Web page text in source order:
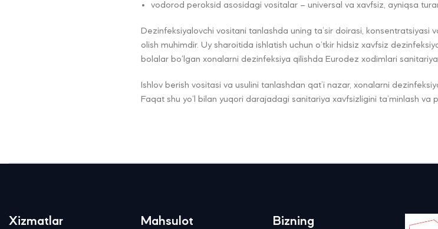
vodorod peroksid asosidagi vositalar – universal va xavfsiz, ayniqsa
Dezinfeksiyalovchi vositani tanlashda uning ta’sir doirasi, konsentratsiyasi
olish muhimdir. Uy sharoitida ishlatish uchun o‘tkir hidsiz xavfsiz
bolalar bo‘lgan xonalarni dezinfeksiya qilishda Eurodez xodimlari
Ishlov berish vositasi va usulini tanlashdan qat’i nazar, xonalarni
Faqat shu yo‘l bilan yuqori darajadagi sanitariya xavfsizligini ta’minlash
Xizmatlar Mahsulot
Bizning